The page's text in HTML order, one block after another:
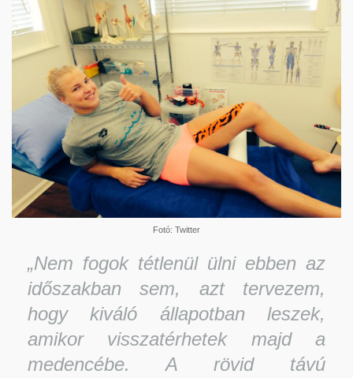
Fotó: Twitter
„Nem fogok tétlenül ülni ebben az
időszakban sem, azt tervezem,
hogy kiváló állapotban leszek,
amikor visszatérhetek majd a
medencébe. A rövid távú